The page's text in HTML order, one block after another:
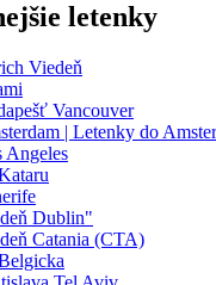
letenky
Viedeň
Vancouver
| Letenky do
Angeles
Dublin"
Catania (CTA)